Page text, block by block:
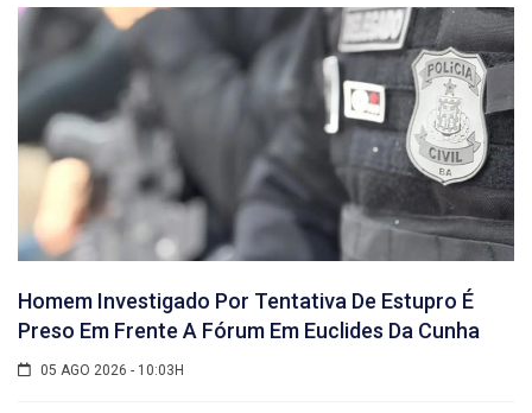
Homem Investigado Por Tentativa De Estupro É
Preso Em Frente A Fórum Em Euclides Da Cunha
05 AGO 2026 - 10:03H